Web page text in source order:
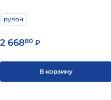
рулон
2 66880 ₽
В корзину